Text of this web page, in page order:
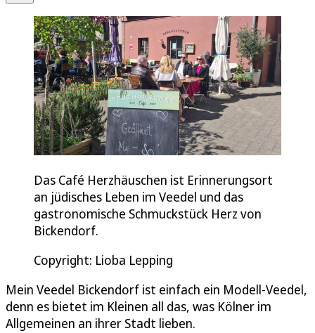
Das Café Herzhäuschen ist Erinnerungsort
an jüdisches Leben im Veedel und das
gastronomische Schmuckstück Herz von
Bickendorf.
Copyright: Lioba Lepping
Mein Veedel Bickendorf ist einfach ein Modell-Veedel,
denn es bietet im Kleinen all das, was Kölner im
Allgemeinen an ihrer Stadt lieben.